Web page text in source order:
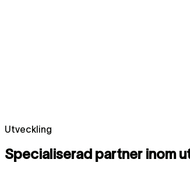
Utveckling
Specialiserad partner inom